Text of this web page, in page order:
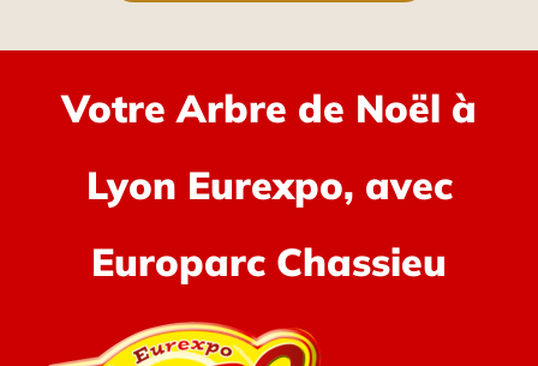
Votre Arbre de Noël à
Lyon Eurexpo, avec
Europarc Chassieu